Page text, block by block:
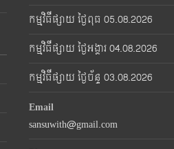
កម្មវិធីផ្សាយ ថ្ងៃពុធ 05.08.2026
កម្មវិធីផ្សាយ ថ្ងៃអង្គារ 04.08.2026
កម្មវិធីផ្សាយ ថ្ងៃច័ន្ទ 03.08.2026
Email
sansuwith@gmail.com